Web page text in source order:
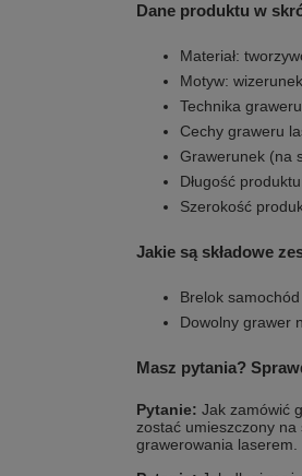
Dane produktu w
Materiał:
Motyw:
Technika
Cechy graweru
Grawerunek (na
Długość
Szerokość
Jakie są składowe
Brelok samochód
Dowolny grawer
Masz pytania?
Pytanie: Jak zamówić
zostać umieszczony
grawerowania laserem.